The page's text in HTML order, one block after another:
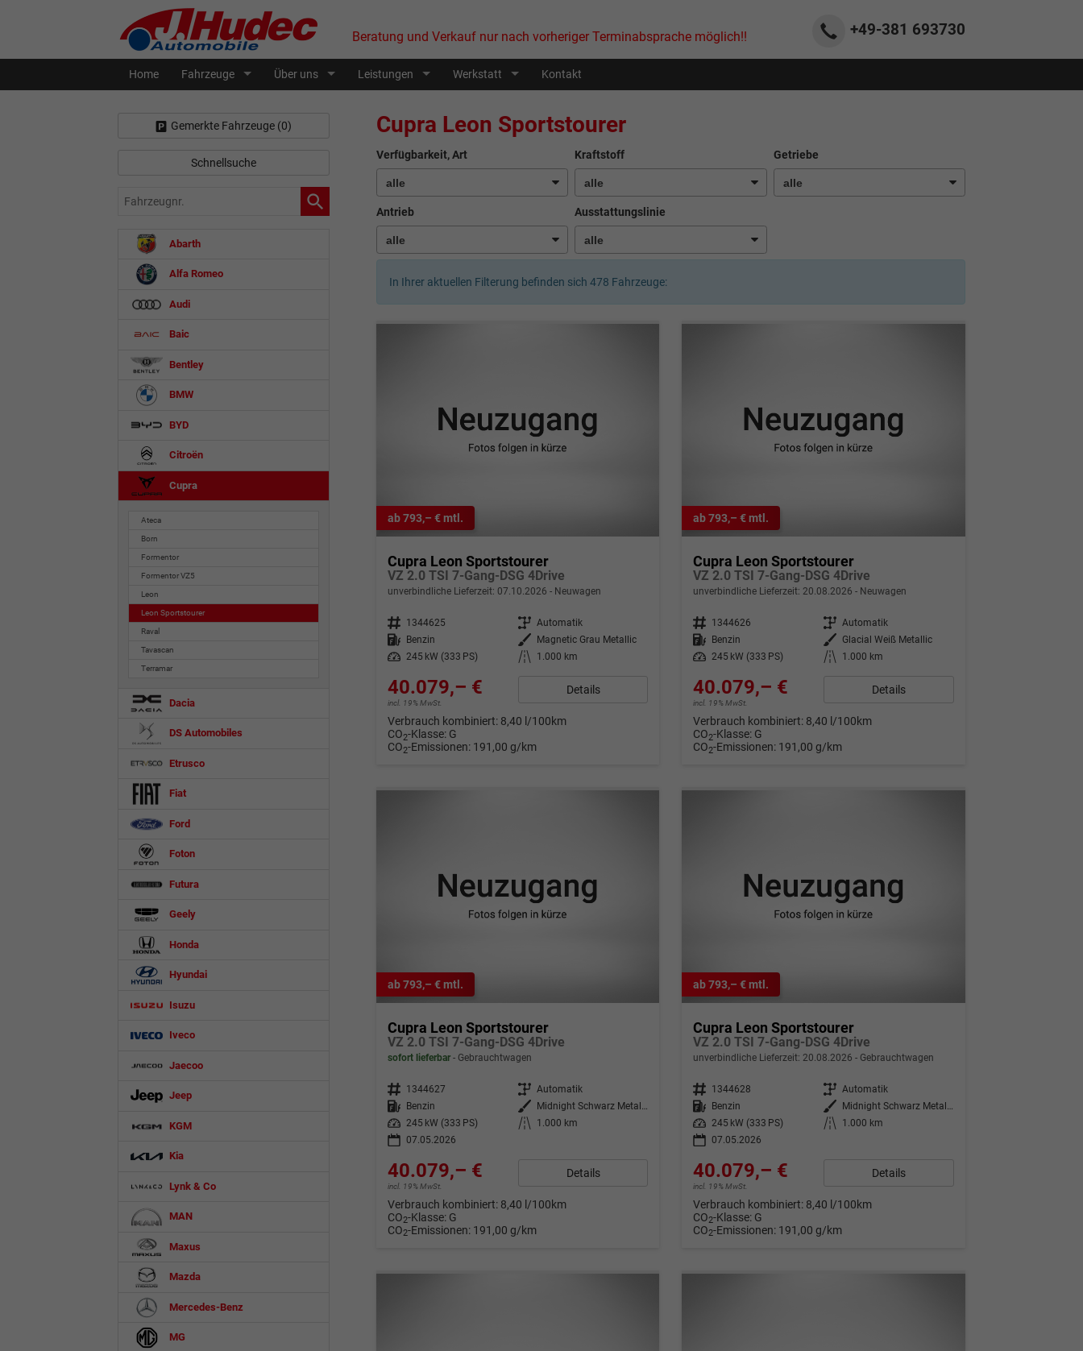
+49-381 693730
Beratung und Verkauf nur nach vorheriger Terminabsprache möglich!!
Home Fahrzeuge Über uns Leistungen Werkstatt Kontakt
Cupra Leon Sportstourer
Verfügbarkeit, Art Kraftstoff Getriebe
Antrieb Ausstattungslinie
In Ihrer aktuellen Filterung befinden sich 478 Fahrzeuge:
ab 793,– € mtl.
Cupra Leon Sportstourer
VZ 2.0 TSI 7-Gang-DSG 4Drive
unverbindliche Lieferzeit: 07.10.2026 Neuwagen
Fahrzeugnr. 1344625 Getriebe Automatik
Kraftstoff
Benzin Außenfarbe
Magnetic Grau Metallic
Leistung
245 kW (333 PS) Kilometerstand 1.000 km
40.079,– €
incl. 19% MwSt.
Details
Verbrauch kombiniert: 8,40 l/100km
CO2-Klasse: G
CO2-Emissionen: 191,00 g/km
ab 793,– € mtl.
Cupra Leon Sportstourer
VZ 2.0 TSI 7-Gang-DSG 4Drive
unverbindliche Lieferzeit: 20.08.2026 Neuwagen
Fahrzeugnr. 1344626 Getriebe Automatik
Kraftstoff
Benzin Außenfarbe
Glacial Weiß Metallic
Leistung
245 kW (333 PS) Kilometerstand 1.000 km
40.079,– €
incl. 19% MwSt.
Details
Verbrauch kombiniert: 8,40 l/100km
CO2-Klasse: G
CO2-Emissionen: 191,00 g/km
ab 793,– € mtl.
Cupra Leon Sportstourer
VZ 2.0 TSI 7-Gang-DSG 4Drive
sofort lieferbar Gebrauchtwagen
Fahrzeugnr. 1344627 Getriebe Automatik
Kraftstoff Benzin Außenfarbe
Leistung
245 kW (333 PS) Kilometerstand
1.000 km
07.05.2026
40.079,– €
incl. 19% MwSt.
Details
Verbrauch kombiniert: 8,40 l/100km
CO2-Klasse: G
CO2-Emissionen: 191,00 g/km
ab 793,– € mtl.
Cupra Leon Sportstourer
VZ 2.0 TSI 7-Gang-DSG 4Drive
unverbindliche Lieferzeit: 20.08.2026 Gebrauchtwagen
Fahrzeugnr. 1344628 Getriebe Automatik
Kraftstoff Benzin Außenfarbe
Leistung
245 kW (333 PS) Kilometerstand
1.000 km
07.05.2026
40.079,– €
incl. 19% MwSt.
Details
Verbrauch kombiniert: 8,40 l/100km
CO2-Klasse: G
CO2-Emissionen: 191,00 g/km
Gemerkte Fahrzeuge (0)
Schnellsuche
Fahrzeugnr.
Abarth
Alfa Romeo
Audi
Baic
Bentley
BMW
BYD
Citroën
Cupra
Ateca
Born
Formentor
Formentor VZ5
Leon
Leon Sportstourer
Raval
Tavascan
Terramar
Dacia
DS Automobiles
Etrusco
Fiat
Ford
Foton
Futura
Geely
Honda
Hyundai
Isuzu
Iveco
Jaecoo
Jeep
KGM
Kia
Lynk & Co
MAN
Maxus
Mazda
Mercedes-Benz
MG